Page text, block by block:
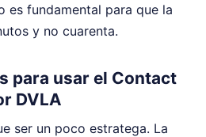
es fundamental para que la
y no cuarenta.
para usar el Contact
DVLA
ser un poco estratega. La